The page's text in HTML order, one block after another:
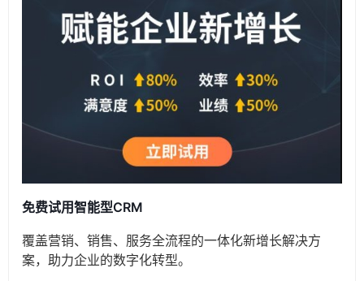
免费试用智能型CRM
覆盖营销、销售、服务全流程的一体化新增长解决方
案，助力企业的数字化转型。